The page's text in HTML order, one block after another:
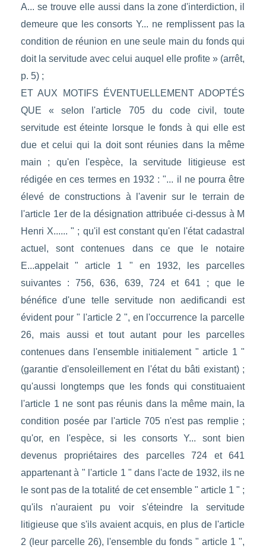
A... se trouve elle aussi dans la zone d'interdiction, il
demeure que les consorts Y... ne remplissent pas la
condition de réunion en une seule main du fonds qui
doit la servitude avec celui auquel elle profite » (arrêt,
p. 5) ;
ET AUX MOTIFS ÉVENTUELLEMENT ADOPTÉS
QUE « selon l'article 705 du code civil, toute
servitude est éteinte lorsque le fonds à qui elle est
due et celui qui la doit sont réunies dans la même
main ; qu'en l'espèce, la servitude litigieuse est
rédigée en ces termes en 1932 : "... il ne pourra être
élevé de constructions à l'avenir sur le terrain de
l'article 1er de la désignation attribuée ci-dessus à M
Henri X...... " ; qu'il est constant qu'en l'état cadastral
actuel, sont contenues dans ce que le notaire
E...appelait " article 1 " en 1932, les parcelles
suivantes : 756, 636, 639, 724 et 641 ; que le
bénéfice d'une telle servitude non aedificandi est
évident pour " l'article 2 ", en l'occurrence la parcelle
26, mais aussi et tout autant pour les parcelles
contenues dans l'ensemble initialement " article 1 "
(garantie d'ensoleillement en l'état du bâti existant) ;
qu'aussi longtemps que les fonds qui constituaient
l'article 1 ne sont pas réunis dans la même main, la
condition posée par l'article 705 n'est pas remplie ;
qu'or, en l'espèce, si les consorts Y... sont bien
devenus propriétaires des parcelles 724 et 641
appartenant à " l'article 1 " dans l'acte de 1932, ils ne
le sont pas de la totalité de cet ensemble " article 1 " ;
qu'ils n'auraient pu voir s'éteindre la servitude
litigieuse que s'ils avaient acquis, en plus de l'article
2 (leur parcelle 26), l'ensemble du fonds " article 1 ",